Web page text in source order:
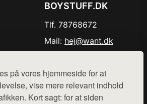
på vores hjemmeside for at
vise mere relevant indhold
Kort sagt: for at siden
BOYSTUFF.DK
Tlf. 78768672
Mail: hej@want.dk